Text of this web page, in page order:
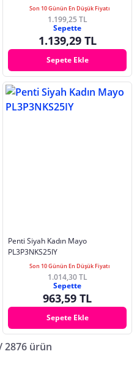
Son 10 Günün En Düşük Fiyatı
1.199,25 TL
Sepette
1.139,29 TL
Sepete Ekle
Penti Siyah Kadın Mayo
PL3P3NKS25IY
Son 10 Günün En Düşük Fiyatı
1.014,30 TL
Sepette
963,59 TL
Sepete Ekle
2876 ürün